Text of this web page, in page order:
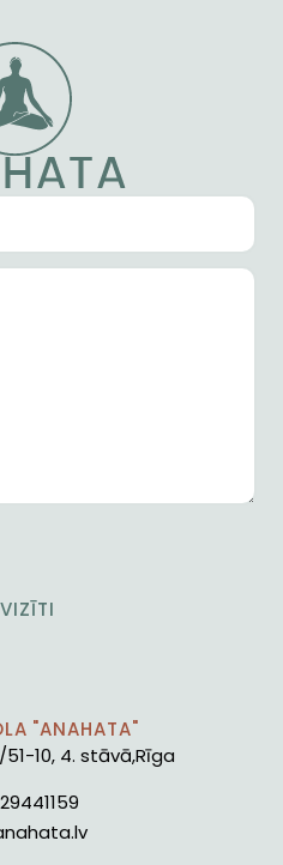
"ANAHATA"
10, 4. stāvā,Rīga